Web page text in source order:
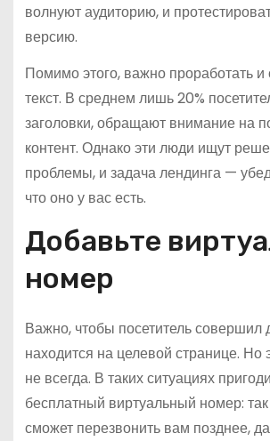
волнуют аудиторию, и
версию.
Помимо этого, важно проработать и
текст. В среднем лишь 20%
заголовки, обращают внимание на
контент. Однако эти люди ищут
проблемы, и задача лендинга —
что оно у вас есть.
Добавьте
номер
Важно, чтобы посетитель совершил
находится на целевой странице. Но
не всегда. В таких ситуациях
бесплатный виртуальный номер:
сможет перезвонить вам позднее,